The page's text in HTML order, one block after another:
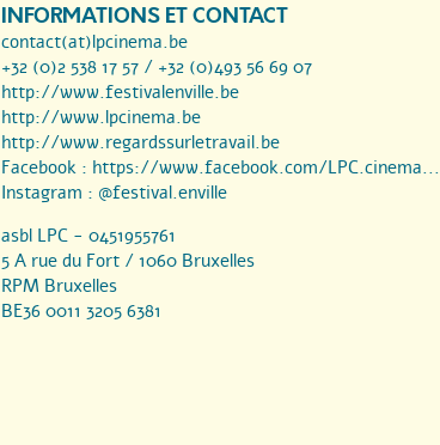
INFORMATIONS ET CONTACT
contact(at)lpcinema.be
+32 (0)2 538 17 57 / +32 (0)493 56 69 07
http://www.festivalenville.be
http://www.lpcinema.be
http://www.regardssurletravail.be
Facebook : https://www.facebook.com/LPC.cinema...
Instagram : @festival.enville
asbl LPC - 0451955761
5 A rue du Fort / 1060 Bruxelles
RPM Bruxelles
BE36 0011 3205 6381